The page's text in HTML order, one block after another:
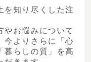
を知り尽くした注
やお悩みについて
今よりさらに「心
暮らしの質」を高